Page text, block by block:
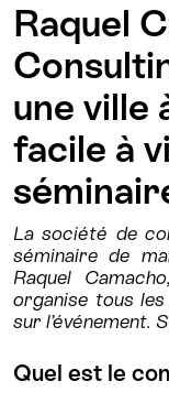
Raquel
une ville
facile à
La société de
séminaire de
Raquel
organise tous les
sur l’événement.
Quel est le